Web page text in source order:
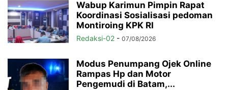
Wabup Karimun Pimpin Rapat
Koordinasi Sosialisasi pedoman
Montiroing KPK RI
Redaksi-02 - 07/08/2026
Modus Penumpang Ojek Online
Rampas Hp dan Motor
Pengemudi di Batam,...